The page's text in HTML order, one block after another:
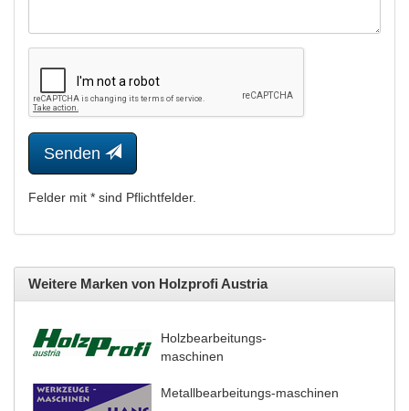
Senden
Felder mit * sind Pflichtfelder.
Weitere Marken von Holzprofi Austria
Holzbearbeitungs-
maschinen
Metallbearbeitungs-maschinen